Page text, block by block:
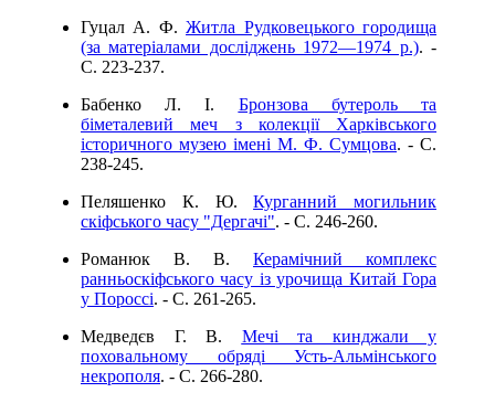
Гуцал А. Ф.Житла Рудковецького городища
(за матеріалами досліджень 1972—1974 р.). -
C. 223-237.
Бабенко Л. І. Бронзова бутероль та
біметалевий меч з колекції Харківського
історичного музею імені М. Ф. Сумцова. - C.
238-245.
Пеляшенко К. Ю.Курганний могильник
скіфського часу "Дергачі". - C. 246-260.
Романюк В. В. Керамічний комплекс
ранньоскіфського часу із урочища Китай Гора
у Пороссі. - C. 261-265.
Медведєв Г. В. Мечі та кинджали у
поховальному обряді Усть-Альмінського
некрополя. - C. 266-280.